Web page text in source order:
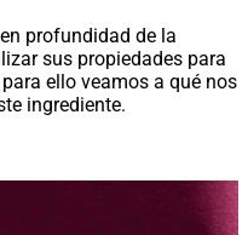
profundidad de la
sus propiedades para
ello veamos a qué nos
ingrediente.